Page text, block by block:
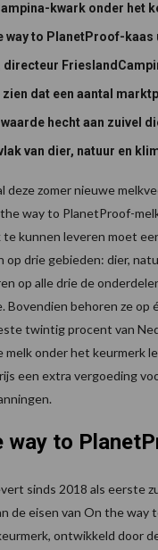
kwark onder het
way to PlanetProof-kaas
directeur
zien dat een aantal
hecht aan zuivel
van dier, natuur en
deze zomer nieuwe
way to PlanetProof-
kunnen leveren moet
op drie gebieden: dier,
op alle drie de
Bovendien behoren ze op
twintig procent van
melk onder het keurmerk
een extra vergoeding
way to
sinds 2018 als eerste
de eisen van On the way
ontwikkeld door